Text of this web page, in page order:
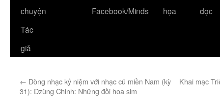
chuyện
Facebook/Minds
họa
đọc
Tác
giả
← Dòng nhạc kỷ niệm với nhạc cũ miền Nam (kỳ
31): Dzũng Chinh: Những đồi hoa sim
Khai mạc